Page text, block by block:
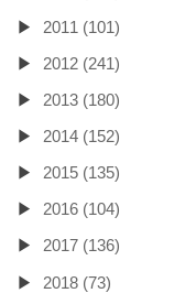
2011 (101)
2012 (241)
2013 (180)
2014 (152)
2015 (135)
2016 (104)
2017 (136)
2018 (73)